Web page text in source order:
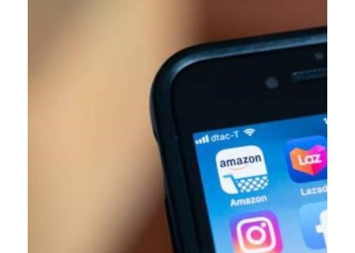
Astuces pour percer sur TikTok et
booster son compte rapidement
Parmi les utilisateurs de TikTok, il y a ceux avec
énormément d’abonnés et ceux qui en ont moins. Il ne